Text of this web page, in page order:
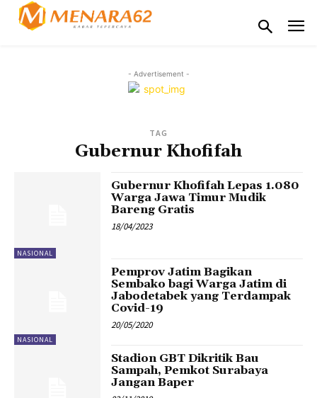
- Advertisement -
TAG
Gubernur Khofifah
NASIONAL
Gubernur Khofifah Lepas 1.080
Warga Jawa Timur Mudik
Bareng Gratis
18/04/2023
NASIONAL
Pemprov Jatim Bagikan
Sembako bagi Warga Jatim di
Jabodetabek yang Terdampak
Covid-19
20/05/2020
Stadion GBT Dikritik Bau
Sampah, Pemkot Surabaya
Jangan Baper